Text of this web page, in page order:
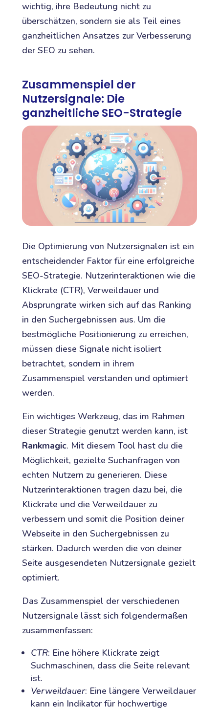
wichtig, ihre Bedeutung nicht zu
überschätzen, sondern sie als Teil eines
ganzheitlichen Ansatzes zur Verbesserung
der SEO zu sehen.
Zusammenspiel der
Nutzersignale: Die
ganzheitliche SEO-Strategie
Die Optimierung von Nutzersignalen ist ein
entscheidender Faktor für eine erfolgreiche
SEO-Strategie. Nutzerinteraktionen wie die
Klickrate (CTR), Verweildauer und
Absprungrate wirken sich auf das Ranking
in den Suchergebnissen aus. Um die
bestmögliche Positionierung zu erreichen,
müssen diese Signale nicht isoliert
betrachtet, sondern in ihrem
Zusammenspiel verstanden und optimiert
werden.
Ein wichtiges Werkzeug, das im Rahmen
dieser Strategie genutzt werden kann, ist
Rankmagic. Mit diesem Tool hast du die
Möglichkeit, gezielte Suchanfragen von
echten Nutzern zu generieren. Diese
Nutzerinteraktionen tragen dazu bei, die
Klickrate und die Verweildauer zu
verbessern und somit die Position deiner
Webseite in den Suchergebnissen zu
stärken. Dadurch werden die von deiner
Seite ausgesendeten Nutzersignale gezielt
optimiert.
Das Zusammenspiel der verschiedenen
Nutzersignale lässt sich folgendermaßen
zusammenfassen:
CTR: Eine höhere Klickrate zeigt
Suchmaschinen, dass die Seite relevant
ist.
Verweildauer: Eine längere Verweildauer
kann ein Indikator für hochwertige